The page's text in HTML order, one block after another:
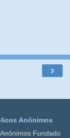
›
Anônimos
Fundado